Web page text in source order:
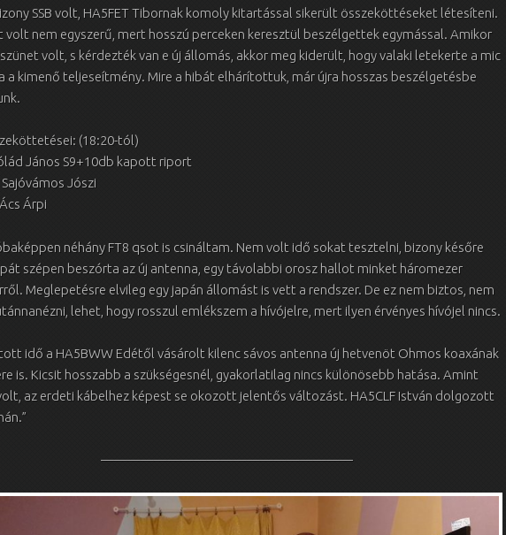
SSB volt, HA5FET Tibornak komoly kitartással sikerült összeköttéseket létesíteni.
volt nem egyszerű, mert hosszú perceken keresztül beszélgettek egymással. Amikor
volt, s kérdezték van e új állomás, akkor meg kiderült, hogy valaki letekerte a mic
a kimenő teljeseítmény. Mire a hibát elhárítottuk, már újra hosszas beszélgetésbe
(18:20-tól)
János S9+10db kapott riport
Jószi
Árpi
néhány FT8 qsot is csináltam. Nem volt idő sokat tesztelni, bizony későre
szépen beszórta az új antenna, egy távolabbi orosz hallot minket háromezer
Meglepetésre elvileg egy japán állomást is vett a rendszer. De ez nem biztos, nem
lehet, hogy rosszul emlékszem a hívójelre, mert ilyen érvényes hívójel nincs.
idő a HA5BWW Edétől vásárolt kilenc sávos antenna új hetvenöt Ohmos koaxának
is. Kicsit hosszabb a szükségesnél, gyakorlatilag nincs különösebb hatása. Amint
az erdeti kábelhez képest se okozott jelentős változást. HA5CLF István dolgozott
———————————————————